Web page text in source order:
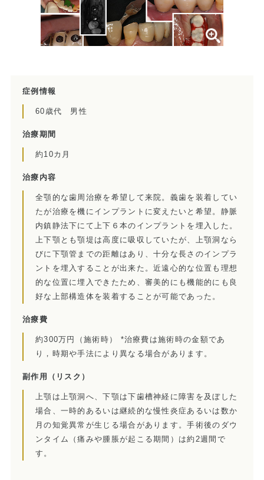
歯内療法/マイクロエンド
歯内療法とは
歯内療法後の補綴治療
歯周病治療/予防歯科
歯周病治療とは
ペリオドンタルメディスン
再生療法とは
予防歯科とは
症例集
訪問診療/その他
訪問診療とは
歯科用CT
顎関節症とは
特殊義歯とは
症例情報
60歳代 男性
治療期間
約10カ月
治療内容
全顎的な歯周治療を希望して来院。義歯を装着してい
たが治療を機にインプラントに変えたいと希望。静脈
内鎮静法下にて上下６本のインプラントを埋入した。
上下顎とも顎堤は高度に吸収していたが、上顎洞なら
びに下顎管までの距離はあり、十分な長さのインプラ
ントを埋入することが出来た。近遠心的な位置も理想
的な位置に埋入できたため、審美的にも機能的にも良
好な上部構造体を装着することが可能であった。
治療費
約300万円（施術時） *治療費は施術時の金額であ
り，時期や手法により異なる場合があります。
副作用 （リスク）
上顎は上顎洞へ、下顎は下歯槽神経に障害を及ぼした
場合、一時的あるいは継続的な慢性炎症あるいは数か
月の知覚異常が生じる場合があります。手術後のダウ
ンタイム（痛みや腫脹が起こる期間）は約2週間で
す。